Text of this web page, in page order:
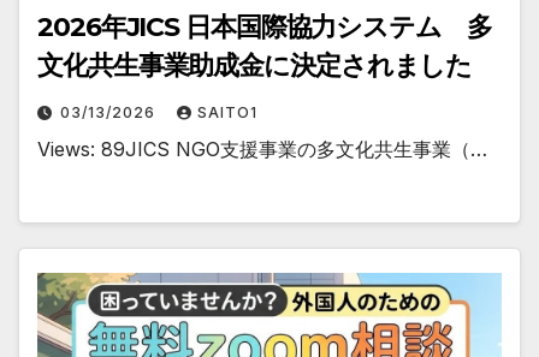
2026年JICS 日本国際協力システム 多
文化共生事業助成金に決定されました
03/13/2026 SAITO1
Views: 89JICS NGO支援事業の多文化共生事業（…